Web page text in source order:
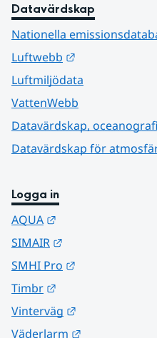
Datavärdskap
Nationella
Luftwebb
Luftmiljödata
VattenWebb
Datavärdskap,
Datavärdskap för
Logga in
AQUA
SIMAIR
SMHI Pro
Timbr
Vinterväg
Väderlarm